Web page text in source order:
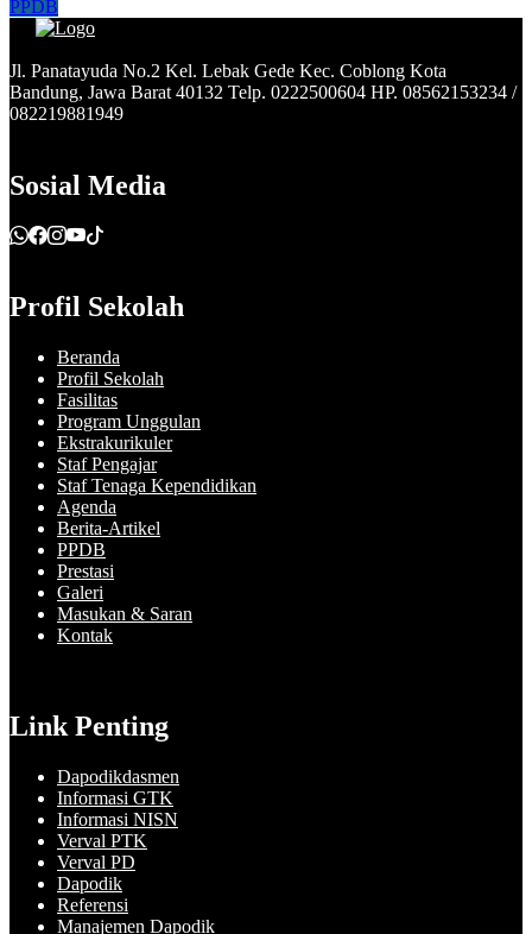
PPDB
Jl. Panatayuda No.2 Kel. Lebak Gede Kec. Coblong Kota
Bandung, Jawa Barat 40132 Telp. 0222500604 HP. 08562153234 /
082219881949
Sosial Media
Profil Sekolah
Beranda
Profil Sekolah
Fasilitas
Program Unggulan
Ekstrakurikuler
Staf Pengajar
Staf Tenaga Kependidikan
Agenda
Berita-Artikel
PPDB
Prestasi
Galeri
Masukan & Saran
Kontak
Link Penting
Dapodikdasmen
Informasi GTK
Informasi NISN
Verval PTK
Verval PD
Dapodik
Referensi
Manajemen Dapodik